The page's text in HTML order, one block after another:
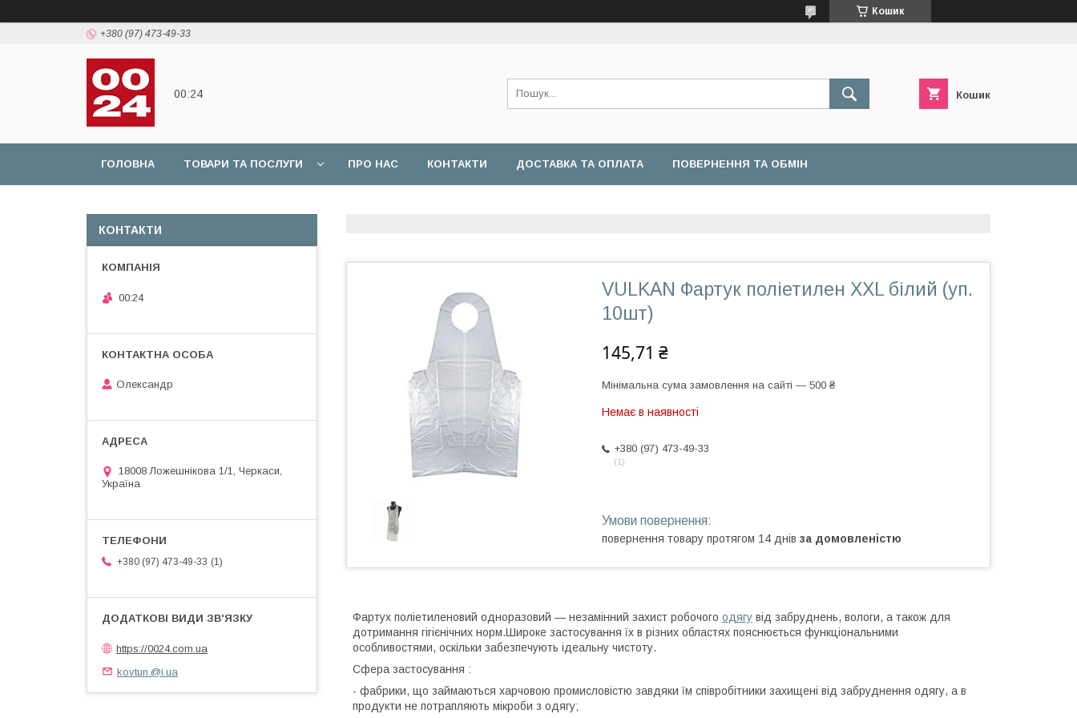
Кошик
+380 (97) 473-49-33
00:24 Кошик
ГОЛОВНА ТОВАРИ ТА ПОСЛУГИ ПРО НАС КОНТАКТИ ДОСТАВКА ТА ОПЛАТА ПОВЕРНЕННЯ ТА ОБМІН
VULKAN Фартук поліетилен XXL білий (уп.
10шт)
145,71 ₴
Мінімальна сума замовлення на сайті — 500 ₴
Немає в наявності
+380 (97) 473-49-33
1
повернення товару протягом 14 днів за домовленістю
Фартух поліетиленовий одноразовий — незамінний захист робочого одягу від забруднень, вологи, а також для
дотримання гігієнічних норм.Широке застосування їх в різних областях пояснюється функціональними
особливостями, оскільки забезпечують ідеальну чистоту.
Сфера застосування :
- фабрики, що займаються харчовою промисловістю завдяки їм співробітники захищені від забруднення одягу, а в
продукти не потрапляють мікроби з одягу;
КОНТАКТИ
00:24
Олександр
18008 Ложешнікова 1/1, Черкаси,
Україна
+380 (97) 473-49-33 1
https://0024.com.ua
kovtun.@i.ua